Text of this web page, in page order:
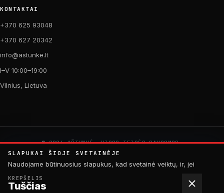
KONTAKTAI
+370 625 93048
+370 627 20342
info@astunke.lt
I–V 10:00–19:00
Vilnius, Lietuva
© 2026 AŠTUNKĖ. VISOS TEISĖS SAUGOMOS.
PAGAMINTA SU MEILE DVIRAČIAMS. 🚴
by Digital Acid Studio
KREPŠELIS
Tuščias
SLAPUKAI ŠIOJE SVETAINĖJE
Naudojame būtinuosius slapukus, kad svetainė veiktų, ir, jei
sutiksite, analitinius slapukus, padedančius tobulinti turinį.
Daugiau informacijos rasite